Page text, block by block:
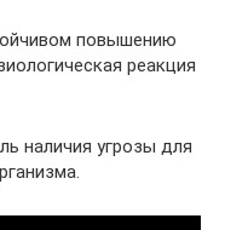
повышению
реакция
наличия угрозы для